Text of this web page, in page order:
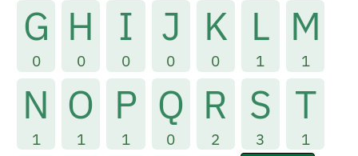
G
0
H
0
I
0
J
0
K
0
L
1
M
1
N
1
O
1
P
1
Q
0
R
2
S
3
T
1